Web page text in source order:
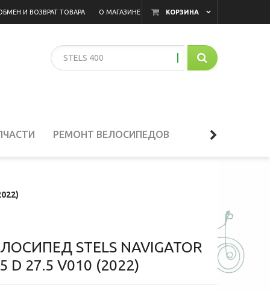
КОРЗИНА
И ВОЗВРАТ ТОВАРА О МАГАЗИНЕ
РЕМОНТ ВЕЛОСИПЕДОВ
STELS NAVIGATOR
D 27.5 V010 (2022)